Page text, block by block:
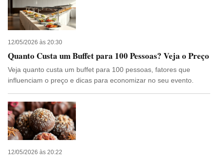
12/05/2026 às 20:30
Quanto Custa um Buffet para 100 Pessoas? Veja o Preço
Veja quanto custa um buffet para 100 pessoas, fatores que
influenciam o preço e dicas para economizar no seu evento.
12/05/2026 às 20:22